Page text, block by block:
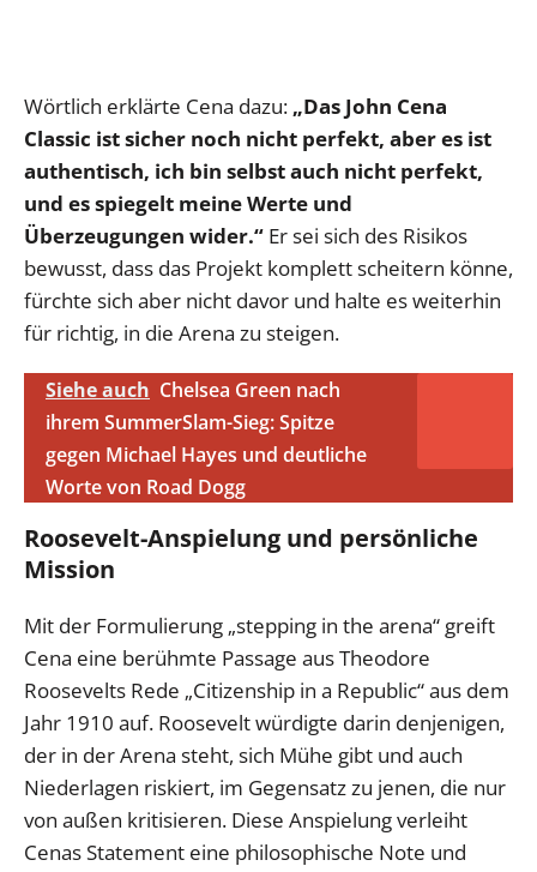
Wörtlich erklärte Cena dazu: „Das John Cena
Classic ist sicher noch nicht perfekt, aber es ist
authentisch, ich bin selbst auch nicht perfekt,
und es spiegelt meine Werte und
Überzeugungen wider.“ Er sei sich des Risikos
bewusst, dass das Projekt komplett scheitern könne,
fürchte sich aber nicht davor und halte es weiterhin
für richtig, in die Arena zu steigen.
Siehe auch Chelsea Green nach
ihrem SummerSlam-Sieg: Spitze
gegen Michael Hayes und deutliche
Worte von Road Dogg
Roosevelt-Anspielung und persönliche
Mission
Mit der Formulierung „stepping in the arena“ greift
Cena eine berühmte Passage aus Theodore
Roosevelts Rede „Citizenship in a Republic“ aus dem
Jahr 1910 auf. Roosevelt würdigte darin denjenigen,
der in der Arena steht, sich Mühe gibt und auch
Niederlagen riskiert, im Gegensatz zu jenen, die nur
von außen kritisieren. Diese Anspielung verleiht
Cenas Statement eine philosophische Note und